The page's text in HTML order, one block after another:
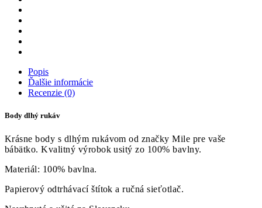
Popis
Ďalšie informácie
Recenzie (0)
Body dlhý rukáv
Krásne body s dlhým rukávom od značky Mile pre vaše
bábätko. Kvalitný výrobok usitý zo 100% bavlny.
Materiál: 100% bavlna.
Papierový odtrhávací štítok a ručná sieťotlač.